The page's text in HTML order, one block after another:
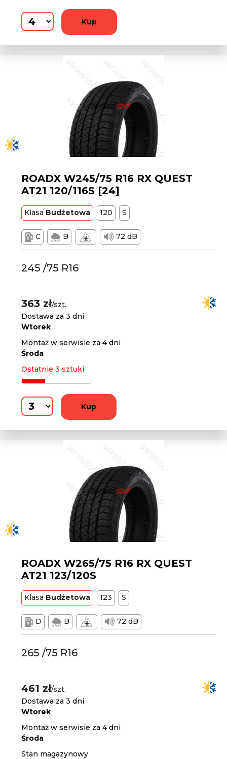
Kup
ROADX W245/75 R16 RX QUEST
AT21 120/116S [24]
Klasa Budżetowa 120 S
C B 72 dB
245 /75 R16
363 zł/szt.
Dostawa za 3 dni
Wtorek
Montaż w serwisie za 4 dni
Środa
Ostatnie 3 sztuki
Kup
ROADX W265/75 R16 RX QUEST
AT21 123/120S
Klasa Budżetowa 123 S
D B 72 dB
265 /75 R16
461 zł/szt.
Dostawa za 3 dni
Wtorek
Montaż w serwisie za 4 dni
Środa
Stan magazynowy